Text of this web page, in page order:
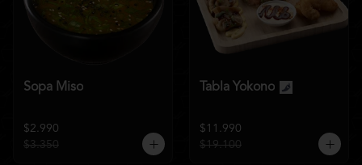
Sopa Miso
$2.990
$3.350
Tabla Yokono
$11.990
$19.100